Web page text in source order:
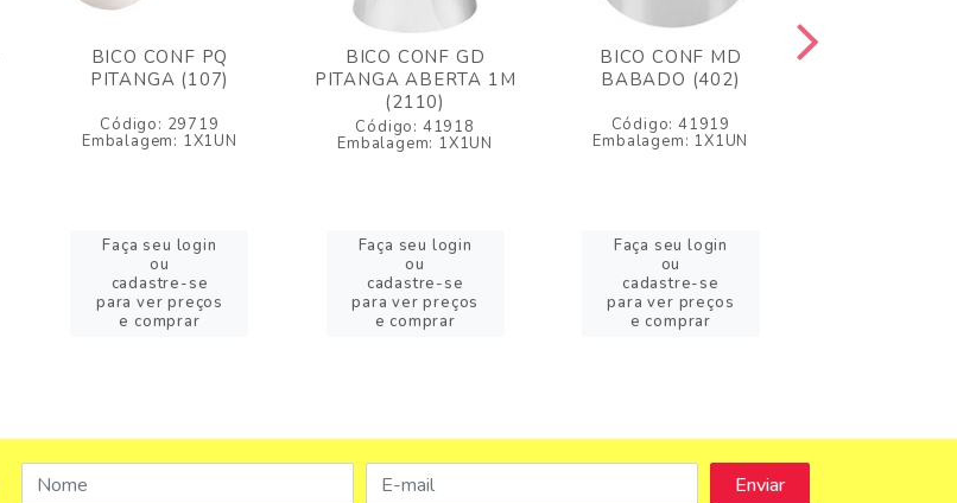
BICO CONF PQ
PITANGA (107)
Código: 29719
Embalagem: 1X1UN
Faça seu login
ou
cadastre-se
para ver preços
e comprar
BICO CONF GD
PITANGA ABERTA 1M
(2110)
Código: 41918
Embalagem: 1X1UN
Faça seu login
ou
cadastre-se
para ver preços
e comprar
BICO CONF MD
BABADO (402)
Código: 41919
Embalagem: 1X1UN
Faça seu login
ou
cadastre-se
para ver preços
e comprar